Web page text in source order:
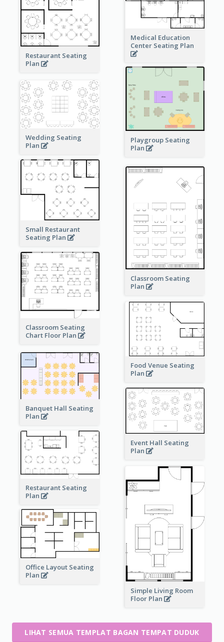
Restaurant Seating
Plan
Medical Education
Center Seating Plan
Playgroup Seating
Plan
Wedding Seating
Plan
Small Restaurant
Seating Plan
Classroom Seating
Plan
Classroom Seating
Chart Floor Plan
Food Venue Seating
Plan
Banquet Hall Seating
Plan
Event Hall Seating
Plan
Restaurant Seating
Plan
Simple Living Room
Floor Plan
Office Layout Seating
Plan
LIHAT SEMUA TEMPLAT BAGAN TEMPAT DUDUK